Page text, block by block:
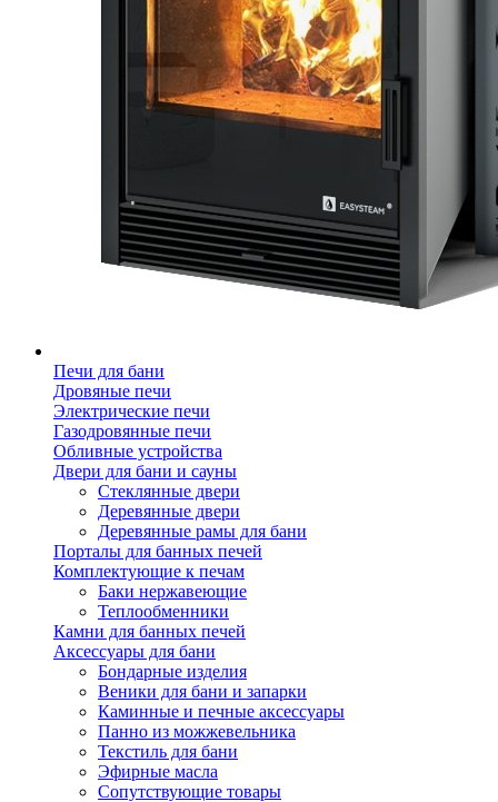
Печи для бани
Дровяные печи
Электрические печи
Газодровянные печи
Обливные устройства
Двери для бани и сауны
Стеклянные двери
Деревянные двери
Деревянные рамы для бани
Порталы для банных печей
Комплектующие к печам
Баки нержавеющие
Теплообменники
Камни для банных печей
Аксессуары для бани
Бондарные изделия
Веники для бани и запарки
Каминные и печные аксессуары
Панно из можжевельника
Текстиль для бани
Эфирные масла
Сопутствующие товары